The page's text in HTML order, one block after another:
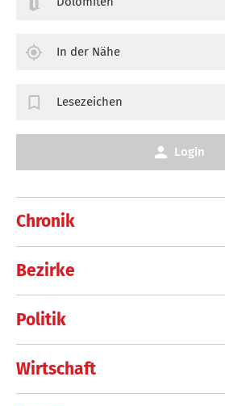
Chronik
Bezirke
Politik
Wirtschaft
In der Nähe
Lesezeichen
Login